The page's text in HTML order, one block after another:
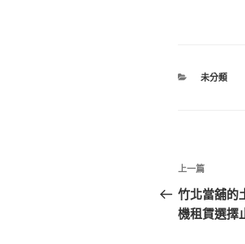
分
未分類
文
章
導
上
一
篇
上一篇
竹北當舖的
機租賃選擇